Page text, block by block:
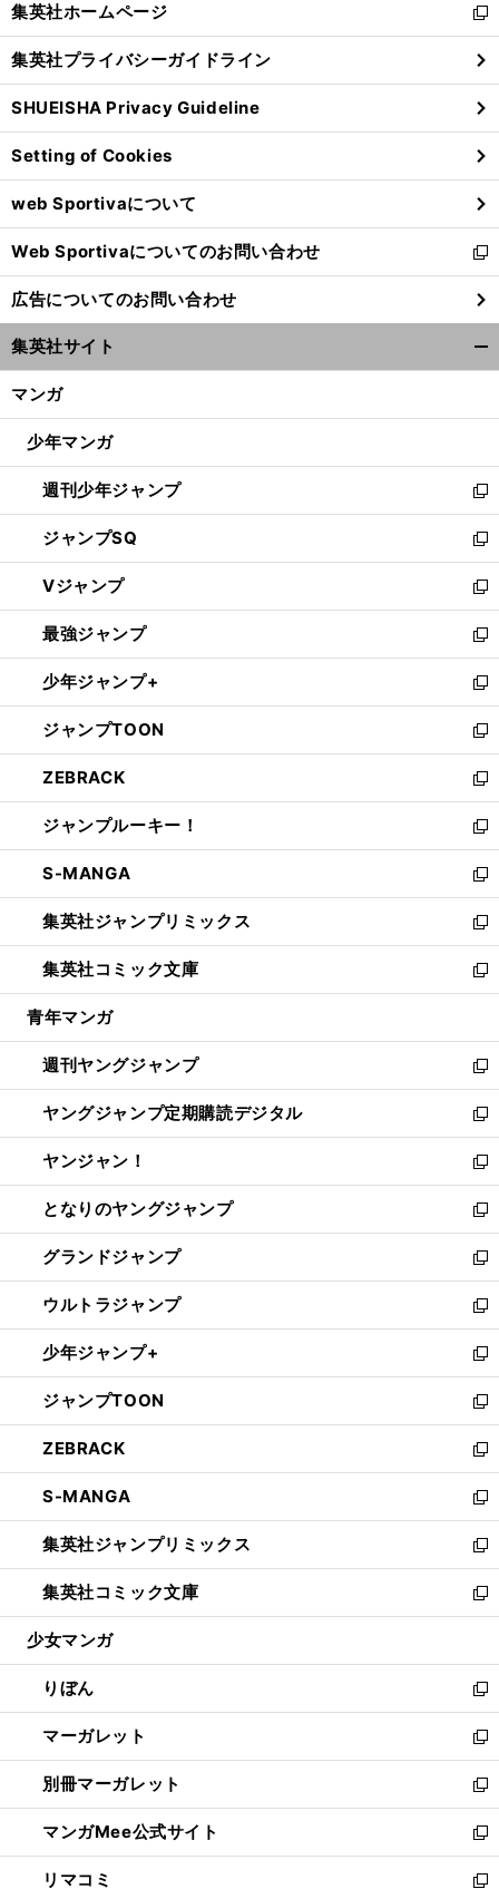
閉
る
集英社ホームページ
新
し
い
ウ
ィ
ン
ド
ウ
で
開
く
集英社プライバシーガイドライン
SHUEISHA Privacy Guideline
Setting of Cookies
web Sportivaについて
Web Sportivaについてのお問い合わせ
新
し
い
ウ
ィ
ン
ウ
開
く
広告についてのお問い合わせ
集英社サイト
マンガ
少年マンガ
週刊少年ジャンプ
新
し
い
ウ
ィ
ン
ド
ウ
で
開
く
ジャンプSQ
新
し
い
ウ
ィ
ン
ド
ウ
で
開
く
Vジャンプ
新
し
い
ウ
ィ
ン
ド
ウ
で
開
く
最強ジャンプ
新
し
い
ウ
ィ
ン
ド
ウ
で
開
く
少年ジャンプ+
新
し
い
ウ
ィ
ン
ド
ウ
で
開
く
ジャンプTOON
新
し
い
ウ
ィ
ン
ド
ウ
で
開
く
ZEBRACK
新
し
い
ウ
ィ
ン
ド
ウ
で
開
ジャンプルーキー！
新
し
い
ウ
ィ
ン
ド
ウ
開
く
S-MANGA
新
し
い
ウ
ィ
ン
ウ
で
開
く
集英社ジャンプリミックス
新
し
い
ウ
ン
ド
ウ
で
開
く
集英社コミック文庫
新
し
ウ
ィ
ン
ド
ウ
で
開
く
青年マンガ
週刊ヤングジャンプ
新
し
い
ウ
ィ
ン
ド
ウ
で
開
く
ヤングジャンプ定期購読デジタル
新
し
い
ウ
ィ
ン
ド
ウ
で
開
く
ヤンジャン！
新
し
い
ウ
ィ
ン
ド
ウ
で
開
く
となりのヤングジャンプ
新
し
い
ウ
ィ
ン
ド
ウ
で
開
く
グランドジャンプ
新
し
い
ウ
ィ
ン
ド
ウ
で
開
く
ウルトラジャンプ
新
し
い
ウ
ィ
ン
ド
ウ
で
開
く
少年ジャンプ+
新
し
い
ウ
ィ
ン
ド
ウ
で
開
く
ジャンプTOON
新
し
い
ウ
ィ
ン
ド
ウ
で
開
ZEBRACK
新
し
い
ウ
ィ
ン
ド
ウ
開
く
S-MANGA
新
し
い
ウ
ィ
ン
ウ
で
開
く
集英社ジャンプリミックス
新
し
い
ウ
ン
ド
ウ
で
開
く
集英社コミック文庫
新
し
ウ
ィ
ン
ド
ウ
で
開
く
少女マンガ
りぼん
新
し
い
ウ
ィ
ン
ド
ウ
で
マーガレット
新
し
い
ウ
ィ
ン
ド
別冊マーガレット
新
し
い
ウ
ィ
マンガMee公式サイト
新
し
い
リマコミ 新